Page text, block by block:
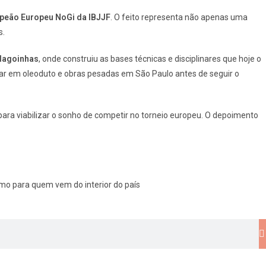
Europeu NoGi da IBJJF . O feito representa não apenas uma
, onde construiu as bases técnicas e disciplinares que hoje o
oleoduto e obras pesadas em São Paulo antes de seguir o
viabilizar o sonho de competir no torneio europeu. O depoimento
para quem vem do interior do país